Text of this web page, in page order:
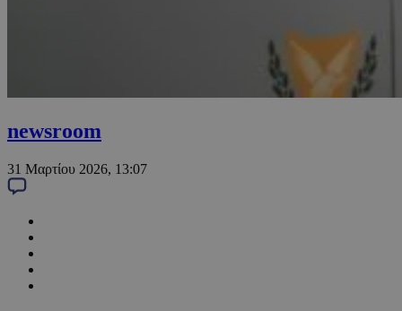
newsroom
31 Μαρτίου 2026, 13:07